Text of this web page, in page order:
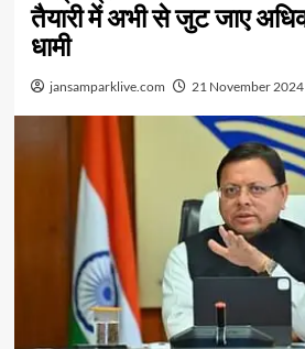
तैयारी में अभी से जुट जाए
धामी
jansamparklive.com 21 November 2024